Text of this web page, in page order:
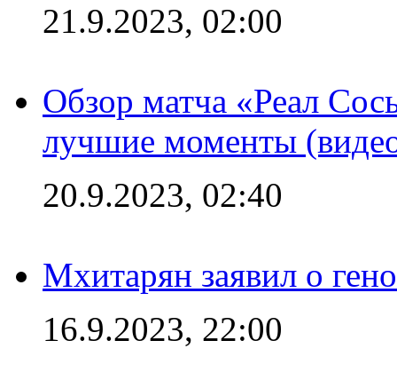
21.9.2023, 02:00
Обзор матча «Реал
лучшие моменты
20.9.2023, 02:40
Мхитарян заявил о
16.9.2023, 22:00